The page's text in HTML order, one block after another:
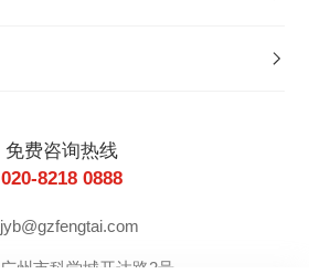
免费咨询热线
020-8218 0888
jyb@gzfengtai.com
广州市科学城开达路2号